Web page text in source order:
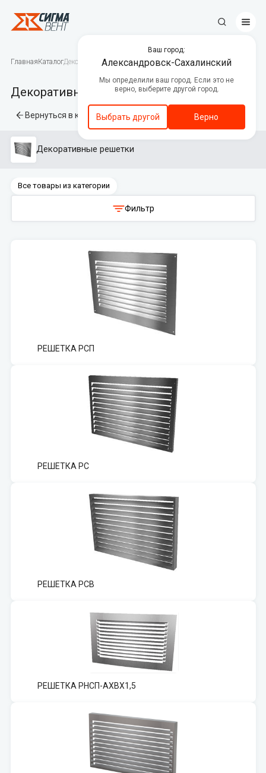
Противопожарные клапаны
Центральные кондиционеры
Канальное вентиляционное
оборудование
Вентиляторы дымоудаления и
подпора воздуха
Автоматика
Декоративные решетки
Ваш город:
Александровск-Сахалинский
Мы определили ваш город. Если это не
верно, выберите другой город.
Выбрать другой Верно
ГлавнаяКаталогДекоративные решетки
Декоративные решетки
Вернуться в категории
Декоративные решетки
Все товары из категории
Фильтр
РЕШЕТКА РСП
РЕШЕТКА РС
РЕШЕТКА РСВ
РЕШЕТКА РНСП-АХВХ1,5